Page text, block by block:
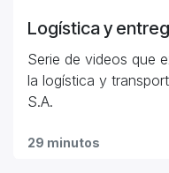
Logística y
Serie de videos que
la logística y
S.A.
29 minutos